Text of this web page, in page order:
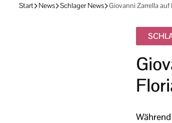
Start News Schlager News Giovanni Zarrella